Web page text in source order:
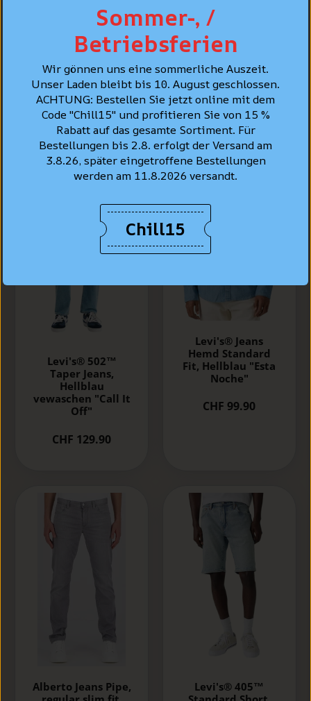
PERSÖNLICHE BERATUNG
BESTSELLER
Levi's® 502™
Taper Jeans,
Hellblau
vewaschen "Call It
Off"
CHF 129.90
Levi's® Jeans
Hemd Standard
Fit, Hellblau "Esta
Noche"
CHF 99.90
Alberto Jeans Pipe,
Levi's® 405™
Sommer-, /
Betriebsferien
Wir gönnen uns eine sommerliche Auszeit.
Unser Laden bleibt bis 10. August geschlossen.
ACHTUNG: Bestellen Sie jetzt online mit dem
Code "Chill15" und profitieren Sie von 15 %
Rabatt auf das gesamte Sortiment. Für
Bestellungen bis 2.8. erfolgt der Versand am
3.8.26, später eingetroffene Bestellungen
werden am 11.8.2026 versandt.
Chill15